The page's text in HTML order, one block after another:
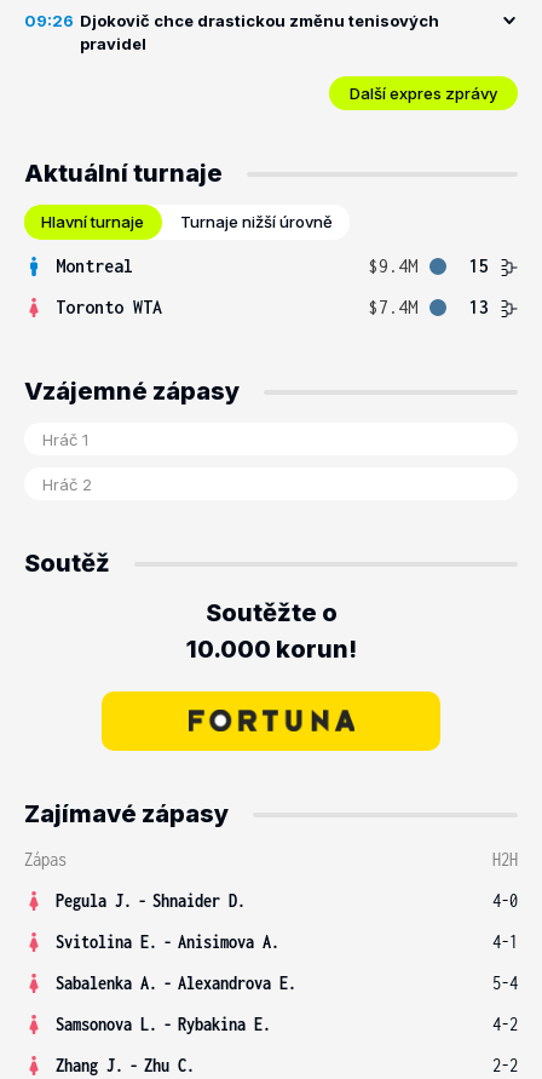
09:26 Djokovič chce drastickou změnu tenisových
pravidel
Další expres zprávy
Aktuální turnaje
Hlavní turnaje Turnaje nižší úrovně
Montreal $9.4M
15
Toronto WTA
$7.4M 13
Vzájemné zápasy
Soutěž
Soutěžte o
10.000 korun!
Zajímavé zápasy
Zápas
H2H
Pegula J. - Shnaider D.
4-0
Svitolina E. - Anisimova A.
4-1
Sabalenka A. - Alexandrova E.
5-4
Samsonova L. - Rybakina E.
4-2
Zhang J. - Zhu C.
2-2